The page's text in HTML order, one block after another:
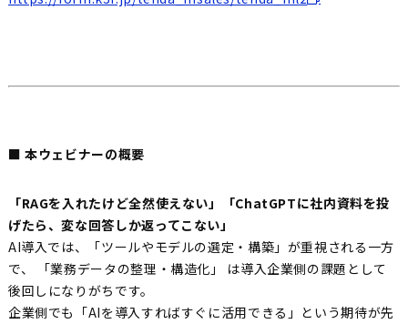
■ 本ウェビナーの概要
「RAGを入れたけど全然使えない」「ChatGPTに社内資料を投
げたら、変な回答しか返ってこない」
AI導入では、「ツールやモデルの選定・構築」が重視される一方
で、 「業務データの整理・構造化」 は導入企業側の課題として
後回しになりがちです。
企業側でも「AIを導入すればすぐに活用できる」という期待が先